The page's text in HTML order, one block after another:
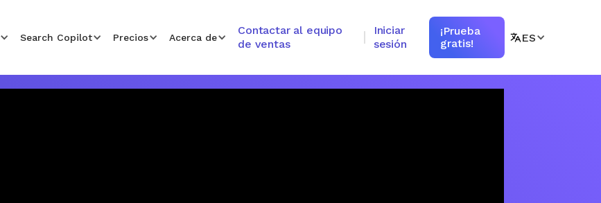
Search Copilot Precios Acerca de
Contactar al equipo
de ventas
Iniciar
sesión
¡Prueba
gratis!
ES